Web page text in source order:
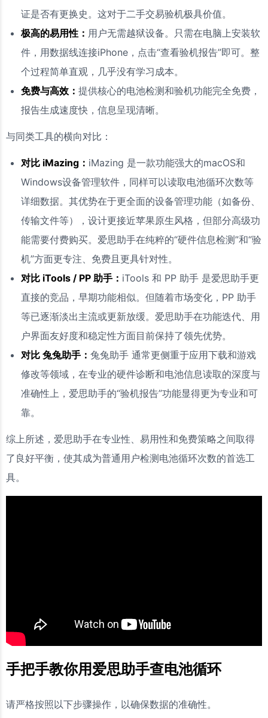
证是否有更换史。这对于二手交易验机极具价值。
极高的易用性： 用户无需越狱设备。只需在电脑上安装软
件，用数据线连接iPhone，点击“查看验机报告”即可。整
个过程简单直观，几乎没有学习成本。
免费与高效： 提供核心的电池检测和验机功能完全免费，
报告生成速度快，信息呈现清晰。
与同类工具的横向对比：
对比 iMazing： iMazing 是一款功能强大的macOS和
Windows设备管理软件，同样可以读取电池循环次数等
详细数据。其优势在于更全面的设备管理功能（如备份、
传输文件等），设计更接近苹果原生风格，但部分高级功
能需要付费购买。爱思助手在纯粹的“硬件信息检测”和“验
机”方面更专注、免费且更具针对性。
对比 iTools / PP 助手： iTools 和 PP 助手 是爱思助手更
直接的竞品，早期功能相似。但随着市场变化，PP 助手
等已逐渐淡出主流或更新放缓。爱思助手在功能迭代、用
户界面友好度和稳定性方面目前保持了领先优势。
对比 兔兔助手： 兔兔助手 通常更侧重于应用下载和游戏
修改等领域，在专业的硬件诊断和电池信息读取的深度与
准确性上，爱思助手的“验机报告”功能显得更为专业和可
靠。
综上所述，爱思助手在专业性、易用性和免费策略之间取得
了良好平衡，使其成为普通用户检测电池循环次数的首选工
具。
手把手教你用爱思助手查电池循环
请严格按照以下步骤操作，以确保数据的准确性。